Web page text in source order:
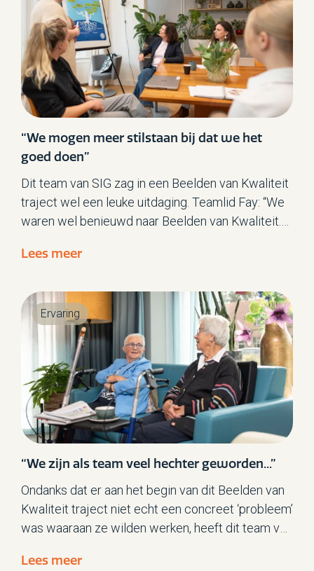
“We mogen meer stilstaan bij dat we het
goed doen”
Dit team van SIG zag in een Beelden van Kwaliteit
traject wel een leuke uitdaging. Teamlid Fay: “We
waren wel benieuwd naar Beelden van Kwaliteit.
dat onze lat hoog ligt. Maar we wilden wel weten
ter verbetering. Zodat we daar nog aan konden
werken."
Lees meer
“We zijn als team veel hechter geworden...”
Ondanks dat er aan het begin van dit Beelden van
Kwaliteit traject niet echt een concreet ‘probleem’
was waaraan ze wilden werken, heeft dit team van
Lees meer
Ervaring